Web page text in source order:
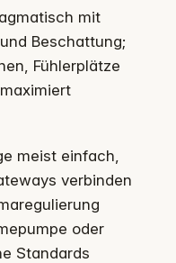
mit
Beschattung;
Fühlerplätze
meist einfach,
verbinden
oder
Standards